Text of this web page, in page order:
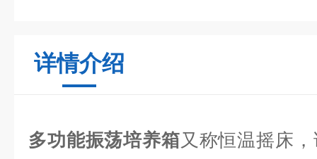
详情介绍
多功能振荡培养箱又称恒温摇床